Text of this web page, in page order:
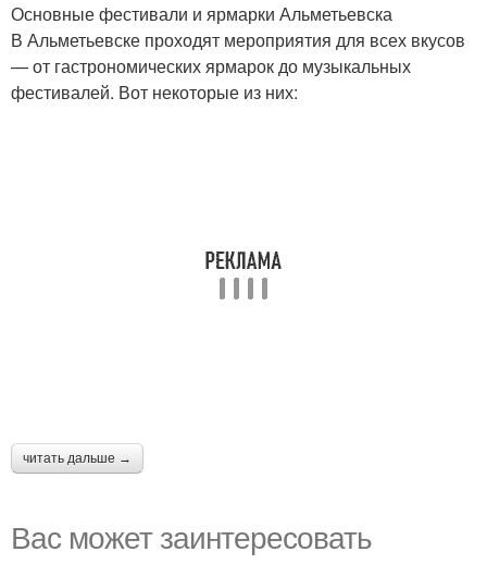
Основные фестивали и ярмарки Альметьевска
В Альметьевске проходят мероприятия для всех вкусов
— от гастрономических ярмарок до музыкальных
фестивалей. Вот некоторые из них:
читать дальше →
Вас может заинтересовать